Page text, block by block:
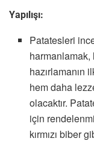
Yapılışı:
Patatesleri
harmanlamak,
hazırlamanın
hem daha
olacaktır.
için
kırmızı biber